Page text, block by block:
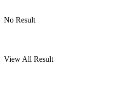
No Result
View All Result